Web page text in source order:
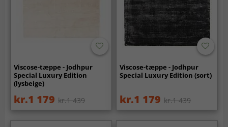
Viscose-tæppe - Jodhpur
Special Luxury Edition
(lysbeige)
kr.1 179 kr.1 439
Viscose-tæppe - Jodhpur
Special Luxury Edition (sort)
kr.1 179 kr.1 439